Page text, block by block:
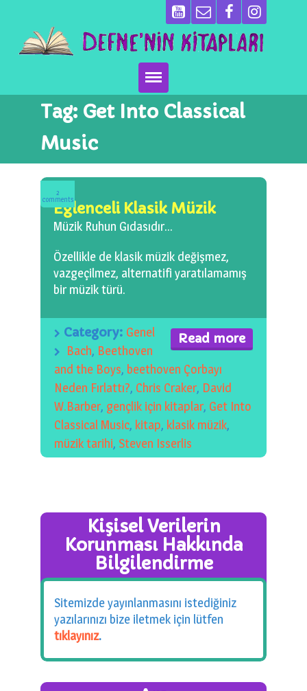
Ana Sayfa
Kitaplarımız
Ben Kimim?
Emeği Geçenler
Neler Yapıyoruz?
Basın
0 km.Bızdıklar Yazılarım
Filmlerimiz
Hadi Bize Yazın
Tag: Get Into Classical
Music
2
comments
Eğlenceli Klasik Müzik
Müzik Ruhun Gıdasıdır…
Özellikle de klasik müzik değişmez,
vazgeçilmez, alternatifi yaratılamamış
bir müzik türü.
Read more
Category: Genel
Bach, Beethoven
and the Boys, beethoven Çorbayı
Neden Fırlattı?, Chris Craker, David
W.Barber, gençlik için kitaplar, Get Into
Classical Music, kitap, klasik müzik,
müzik tarihi, Steven Isserlis
Kişisel Verilerin
Korunması Hakkında
Bilgilendirme
Sitemizde yayınlanmasını istediğiniz
yazılarınızı bize iletmek için lütfen
tıklayınız.